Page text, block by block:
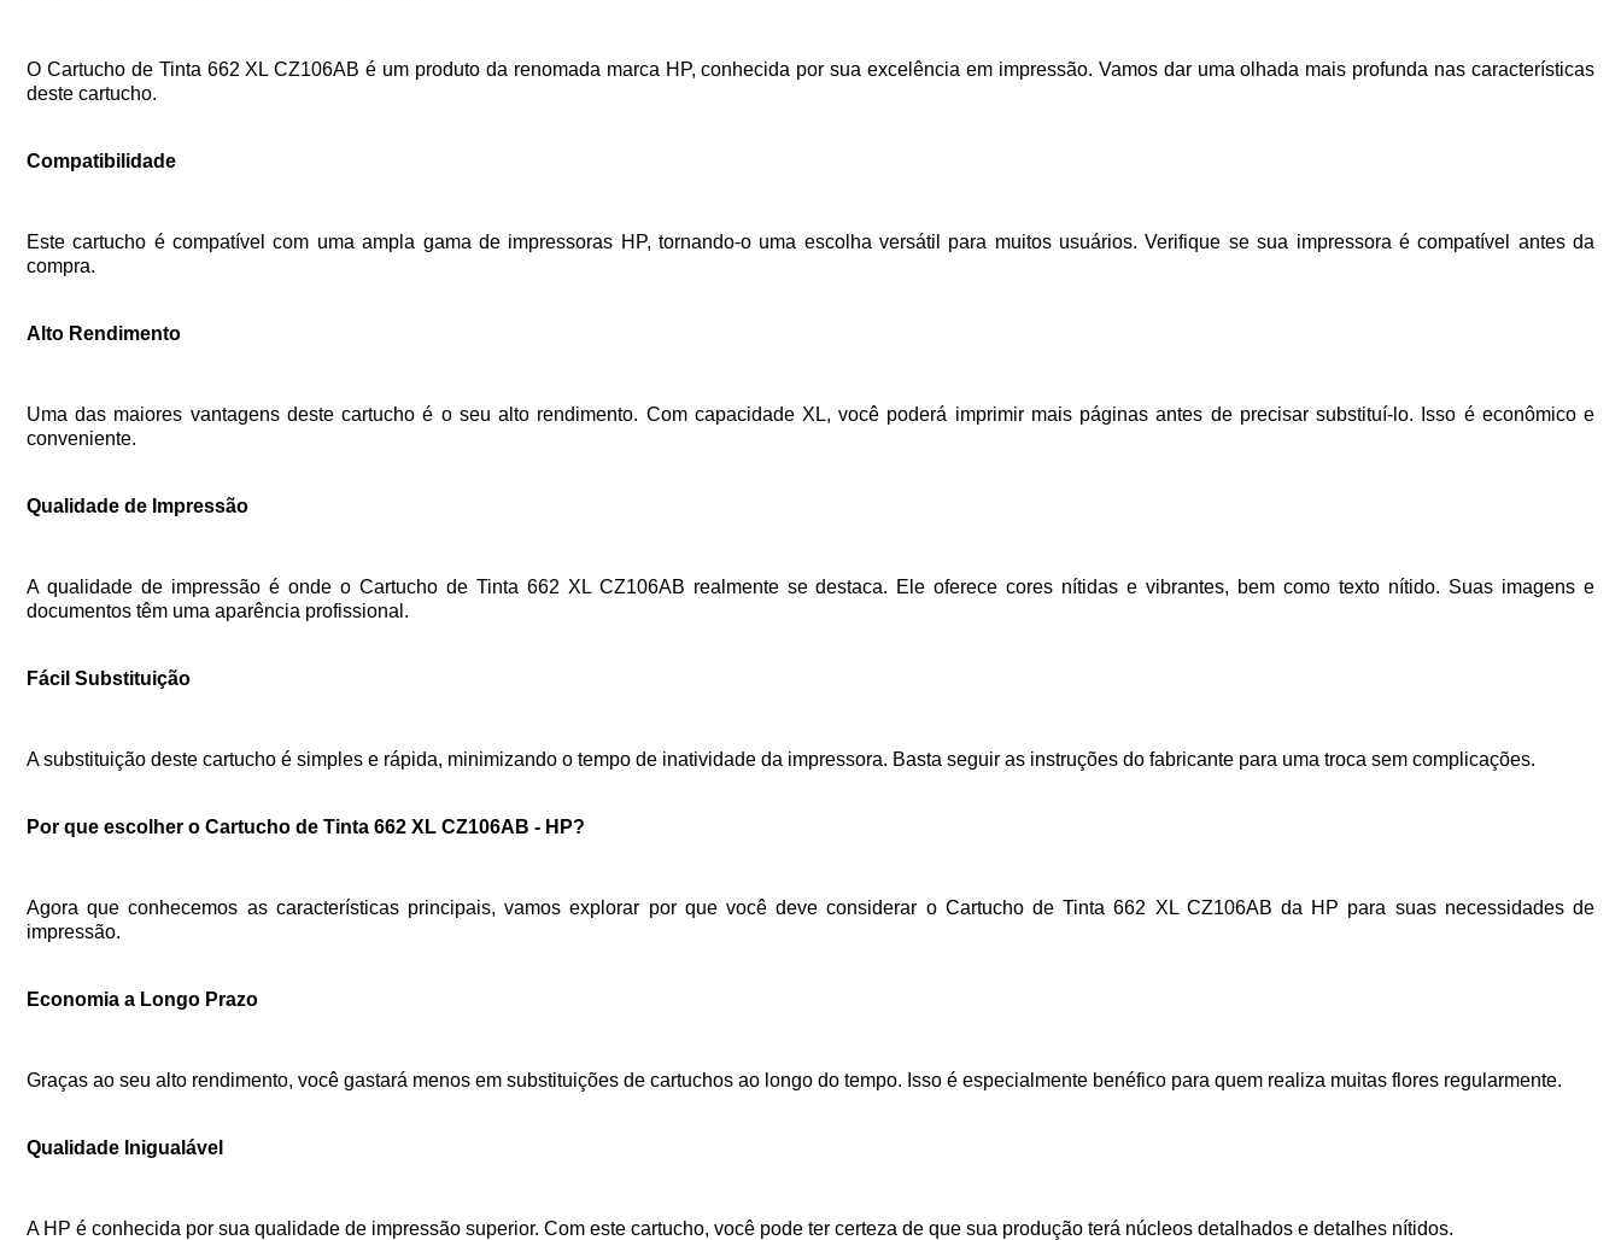
O Cartucho de Tinta 662 XL CZ106AB é um produto da renomada marca HP, conhecida por sua excelência em impressão. Vamos dar uma olhada mais profunda nas características
deste cartucho.
Compatibilidade
Este cartucho é compatível com uma ampla gama de impressoras HP, tornando-o uma escolha versátil para muitos usuários. Verifique se sua impressora é compatível antes da
compra.
Alto Rendimento
Uma das maiores vantagens deste cartucho é o seu alto rendimento. Com capacidade XL, você poderá imprimir mais páginas antes de precisar substituí-lo. Isso é econômico e
conveniente.
Qualidade de Impressão
A qualidade de impressão é onde o Cartucho de Tinta 662 XL CZ106AB realmente se destaca. Ele oferece cores nítidas e vibrantes, bem como texto nítido. Suas imagens e
documentos têm uma aparência profissional.
Fácil Substituição
A substituição deste cartucho é simples e rápida, minimizando o tempo de inatividade da impressora. Basta seguir as instruções do fabricante para uma troca sem complicações.
Por que escolher o Cartucho de Tinta 662 XL CZ106AB - HP?
Agora que conhecemos as características principais, vamos explorar por que você deve considerar o Cartucho de Tinta 662 XL CZ106AB da HP para suas necessidades de
impressão.
Economia a Longo Prazo
Graças ao seu alto rendimento, você gastará menos em substituições de cartuchos ao longo do tempo. Isso é especialmente benéfico para quem realiza muitas flores regularmente.
Qualidade Inigualável
A HP é conhecida por sua qualidade de impressão superior. Com este cartucho, você pode ter certeza de que sua produção terá núcleos detalhados e detalhes nítidos.